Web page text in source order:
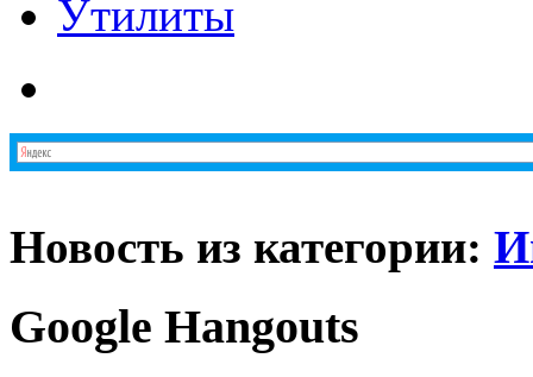
Утилиты
Новость из категории:
Google Hangouts